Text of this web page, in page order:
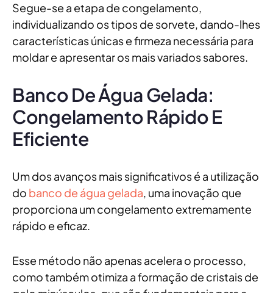
Segue-se a etapa de congelamento,
individualizando os tipos de sorvete, dando-lhes
características únicas e firmeza necessária para
moldar e apresentar os mais variados sabores.
Banco De Água Gelada:
Congelamento Rápido E
Eficiente
Um dos avanços mais significativos é a utilização
do banco de água gelada, uma inovação que
proporciona um congelamento extremamente
rápido e eficaz.
Esse método não apenas acelera o processo,
como também otimiza a formação de cristais de